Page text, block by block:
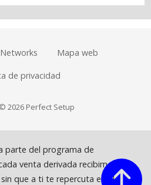
Mapa web
de privacidad
2026 Perfect Setup
parte del programa de
venta derivada recibimos
que a ti te repercuta en el